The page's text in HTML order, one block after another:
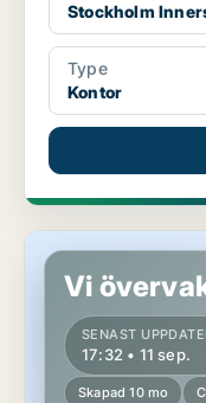
Stockholm
Type
Kontor
Butikslokal i Västerort
Vi
SENAST
17:32 • 11 sep.
Skapad 10 mo